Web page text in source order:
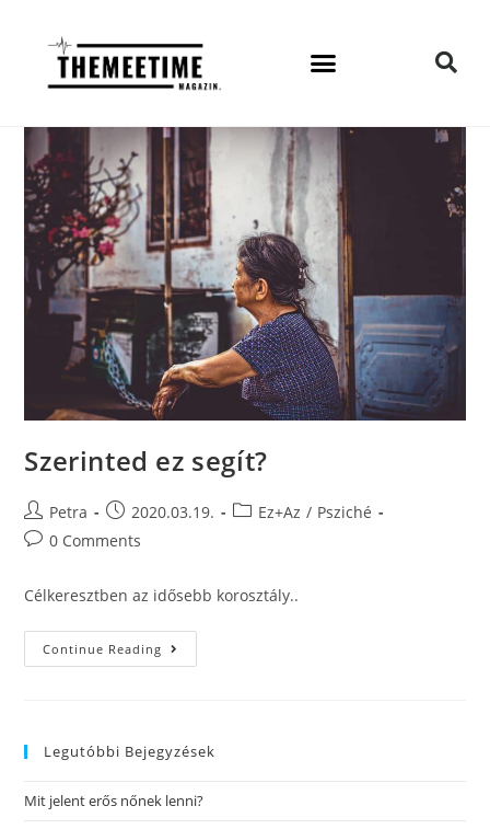
Szerinted ez segít?
Petra 2020.03.19. Ez+Az / Psziché
0 Comments
Célkeresztben az idősebb korosztály..
Continue Reading
Legutóbbi Bejegyzések
Mit jelent erős nőnek lenni?